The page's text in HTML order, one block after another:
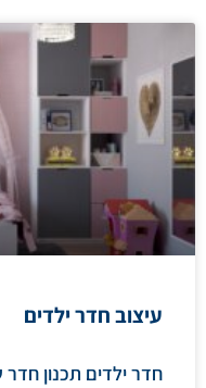
עיצוב חדר ילדים
חדר ילדים תכנון